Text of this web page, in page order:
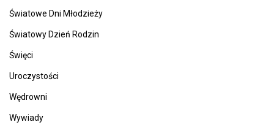
Światowe Dni Młodzieży
Światowy Dzień Rodzin
Święci
Uroczystości
Wędrowni
Wywiady